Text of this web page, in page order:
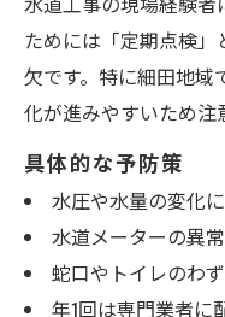
ためには「定期点検
欠です。特に細田地域
化が進みやすいため注
具体的な予防策
水圧や水量の変化
水道メーターの異
蛇口やトイレのわ
年1回は専門業者に